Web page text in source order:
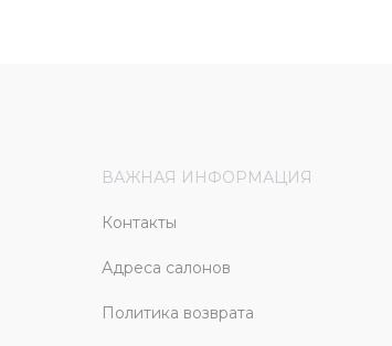
ВАЖНАЯ ИНФОРМАЦИЯ
Контакты
Адреса салонов
Политика возврата